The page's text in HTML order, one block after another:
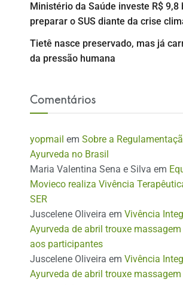
Ministério da Saúde investe R$ 9,8
preparar o SUS diante da crise
Tietê nasce preservado, mas já
da pressão humana
Comentários
yopmail em Sobre a
Ayurveda no Brasil
Maria Valentina Sena e Silva em
Movieco realiza Vivência
SER
Juscelene Oliveira em Vivência
Ayurveda de abril trouxe
aos participantes
Juscelene Oliveira em Vivência
Ayurveda de abril trouxe